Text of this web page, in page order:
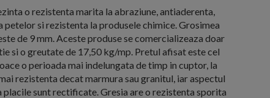
o rezistenta marita la abraziune, antiaderenta,
si rezistenta la produsele chimice. Grosimea
de 9 mm. Aceste produse se comercializeaza doar
si o greutate de 17,50 kg/mp. Pretul afisat este cel
o perioada mai indelungata de timp in cuptor, la
rezistenta decat marmura sau granitul, iar aspectul
sunt rectificate. Gresia are o rezistenta sporita